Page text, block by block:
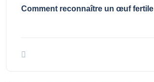
Comment reconnaître un œuf fertile